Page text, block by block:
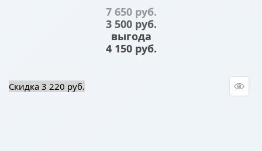
7 650 руб.
3 500 руб.
выгода
4 150 руб.
Скидка 3 220 руб.